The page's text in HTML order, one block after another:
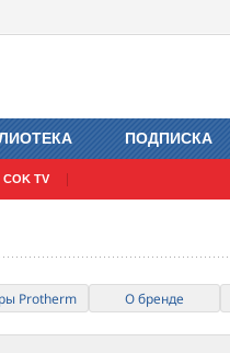
COK TV
ПОДПИСКА
Protherm О бренде